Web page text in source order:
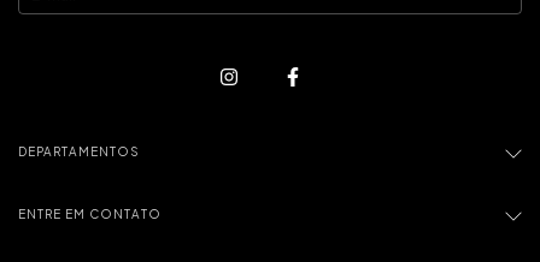
DEPARTAMENTOS
ENTRE EM CONTATO